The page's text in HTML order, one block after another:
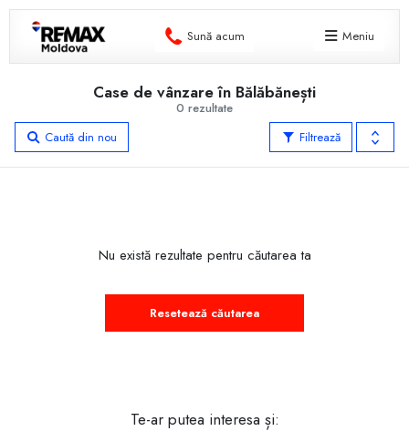
Sună acum Meniu
0 rezultate
Case de vânzare în Bălăbănești
Filtrează
Caută din nou
Nu există rezultate pentru căutarea ta
Resetează căutarea
Te-ar putea interesa și: